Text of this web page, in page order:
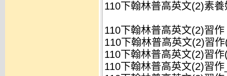
110下翰林普高英文(2)素
110下翰林普高英文(2)習作
110下翰林普高英文(2)習
110下翰林普高英文(2)習
110下翰林普高英文(2)習